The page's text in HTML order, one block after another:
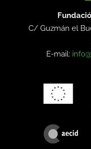
C/ Guzmán el
E-mail: